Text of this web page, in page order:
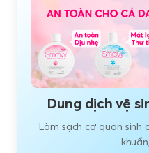
Dung dịch vệ
Làm sạch cơ quan sinh